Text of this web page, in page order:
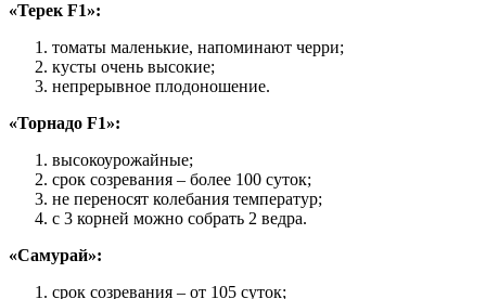
«Терек F1»:
томаты маленькие, напоминают черри;
кусты очень высокие;
непрерывное плодоношение.
«Торнадо F1»:
высокоурожайные;
срок созревания – более 100 суток;
не переносят колебания температур;
с 3 корней можно собрать 2 ведра.
«Самурай»:
срок созревания – от 105 суток;